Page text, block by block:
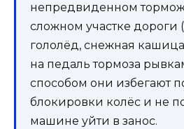
непредвиденном
сложном участке дороги
гололёд, снежная
на педаль тормоза
способом они избегают
блокировки колёс и не
машине уйти в занос.